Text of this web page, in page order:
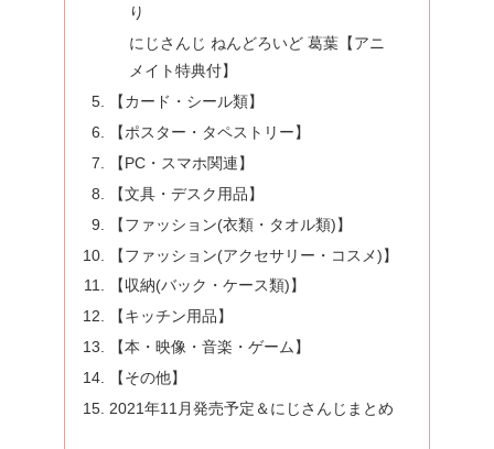
り
にじさんじ ねんどろいど 葛葉【アニ
メイト特典付】
【カード・シール類】
【ポスター・タペストリー】
【PC・スマホ関連】
【文具・デスク用品】
【ファッション(衣類・タオル類)】
【ファッション(アクセサリー・コスメ)】
【収納(バック・ケース類)】
【キッチン用品】
【本・映像・音楽・ゲーム】
【その他】
2021年11月発売予定＆にじさんじまとめ